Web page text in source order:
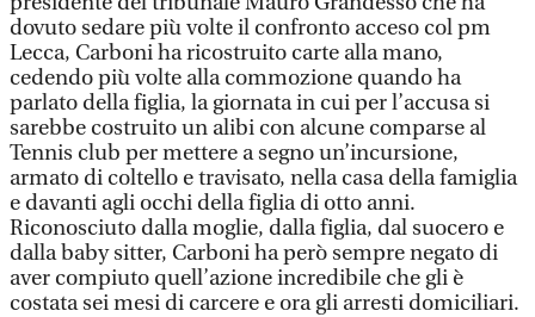
dovuto sedare più volte il confronto acceso col pm
Lecca, Carboni ha ricostruito carte alla mano,
cedendo più volte alla commozione quando ha
parlato della figlia, la giornata in cui per l’accusa si
sarebbe costruito un alibi con alcune comparse al
Tennis club per mettere a segno un’incursione,
armato di coltello e travisato, nella casa della famiglia
e davanti agli occhi della figlia di otto anni.
Riconosciuto dalla moglie, dalla figlia, dal suocero e
dalla baby sitter, Carboni ha però sempre negato di
aver compiuto quell’azione incredibile che gli è
costata sei mesi di carcere e ora gli arresti domiciliari.